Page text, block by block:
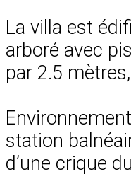
La villa est
arboré avec
par 2.5
station
d’une crique